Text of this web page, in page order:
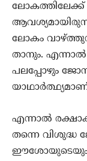
ലോകം
താനും. എന്നാല്‍
പലപ്പോഴും
എന്നാല്‍
തന്നെ വിശുദ്ധ
ഈശോയുടെയും